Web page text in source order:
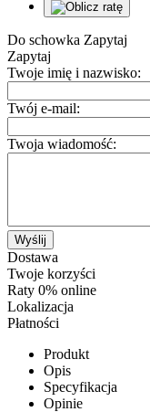
Do schowka Zapytaj
Zapytaj
Twoje imię i nazwisko:
Twój e-mail:
Twoja wiadomość:
Wyślij
Dostawa
Twoje korzyści
Raty 0% online
Lokalizacja
Płatności
Produkt
Opis
Specyfikacja
Opinie